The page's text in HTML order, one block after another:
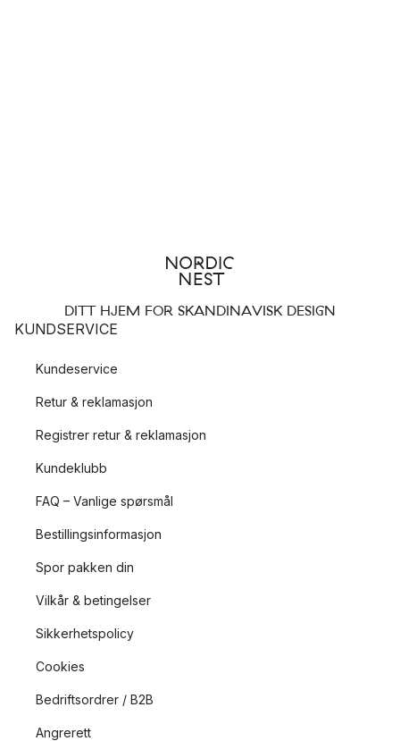
DITT HJEM FOR SKANDINAVISK DESIGN
KUNDSERVICE
Kundeservice
Retur & reklamasjon
Registrer retur & reklamasjon
Kundeklubb
FAQ – Vanlige spørsmål
Bestillingsinformasjon
Spor pakken din
Vilkår & betingelser
Sikkerhetspolicy
Cookies
Bedriftsordrer / B2B
Angrerett